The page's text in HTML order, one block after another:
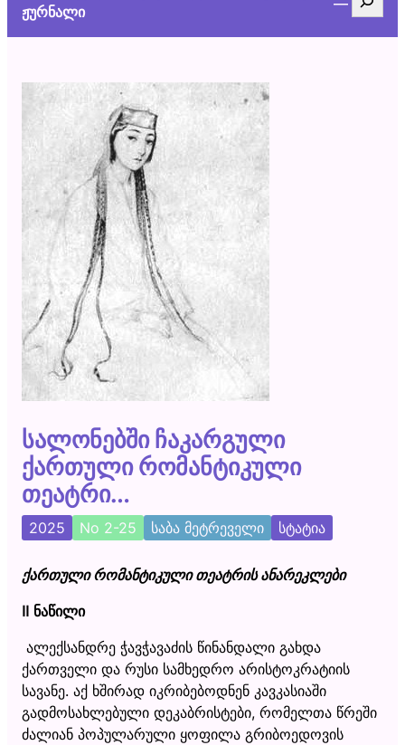
ჟურნალი
სალონებში ჩაკარგული
ქართული რომანტიკული
თეატრი…
2025 No 2-25 საბა მეტრეველი სტატია
ქართული რომანტიკული თეატრის ანარეკლები
II ნაწილი
ალექსანდრე ჭავჭავაძის წინანდალი გახდა
ქართველი და რუსი სამხედრო არისტოკრატიის
სავანე. აქ ხშირად იკრიბებოდნენ კავკასიაში
გადმოსახლებული დეკაბრისტები, რომელთა წრეში
ძალიან პოპულარული ყოფილა გრიბოედოვის